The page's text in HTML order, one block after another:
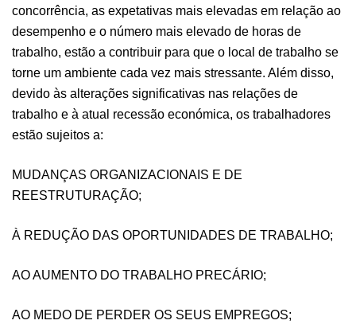
concorrência, as expetativas mais elevadas em relação ao
desempenho e o número mais elevado de horas de
trabalho, estão a contribuir para que o local de trabalho se
torne um ambiente cada vez mais stressante. Além disso,
devido às alterações significativas nas relações de
trabalho e à atual recessão económica, os trabalhadores
estão sujeitos a:
MUDANÇAS ORGANIZACIONAIS E DE
REESTRUTURAÇÃO;
À REDUÇÃO DAS OPORTUNIDADES DE TRABALHO;
AO AUMENTO DO TRABALHO PRECÁRIO;
AO MEDO DE PERDER OS SEUS EMPREGOS;